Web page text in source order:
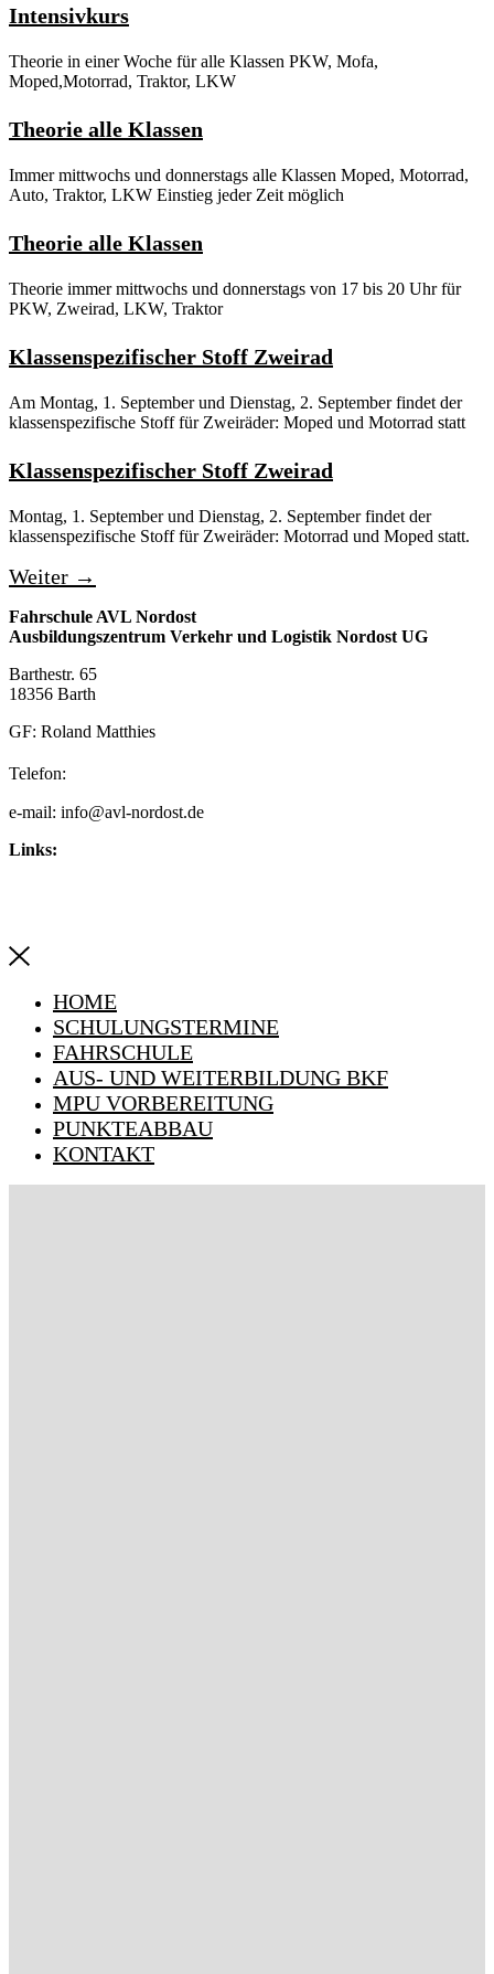
Intensivkurs
Theorie in einer Woche für alle Klassen PKW, Mofa,
Moped,Motorrad, Traktor, LKW
Theorie alle Klassen
Immer mittwochs und donnerstags alle Klassen Moped, Motorrad,
Auto, Traktor, LKW Einstieg jeder Zeit möglich
Theorie alle Klassen
Theorie immer mittwochs und donnerstags von 17 bis 20 Uhr für
PKW, Zweirad, LKW, Traktor
Klassenspezifischer Stoff Zweirad
Am Montag, 1. September und Dienstag, 2. September findet der
klassenspezifische Stoff für Zweiräder: Moped und Motorrad statt
Klassenspezifischer Stoff Zweirad
Montag, 1. September und Dienstag, 2. September findet der
klassenspezifische Stoff für Zweiräder: Motorrad und Moped statt.
Weiter →
Fahrschule AVL Nordost
Ausbildungszentrum Verkehr und Logistik Nordost UG
Barthestr. 65
18356 Barth
GF: Roland Matthies
Telefon:
e-mail: info@avl-nordost.de
Links:
HOME
SCHULUNGSTERMINE
FAHRSCHULE
AUS- UND WEITERBILDUNG BKF
MPU VORBEREITUNG
PUNKTEABBAU
KONTAKT